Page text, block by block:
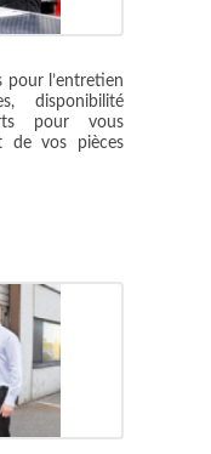
pour l’entretien
disponibilité
pour vous
de vos pièces